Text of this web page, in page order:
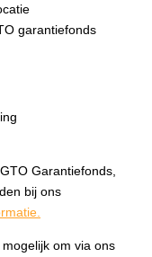
garantiefonds
Garantiefonds,
bij ons
om via ons